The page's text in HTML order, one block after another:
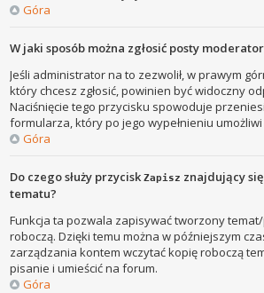
Góra
W jaki sposób można zgłosić posty
Jeśli administrator na to zezwolił, w prawym
który chcesz zgłosić, powinien być widoczny
Naciśnięcie tego przycisku spowoduje
formularza, który po jego wypełnieniu umożliwi
Góra
Do czego służy przyciskZapisz znajdujący
tematu?
Funkcja ta pozwala zapisywać tworzony
roboczą. Dzięki temu można w późniejszym
zarządzania kontem wczytać kopię roboczą
pisanie i umieścić na forum.
Góra